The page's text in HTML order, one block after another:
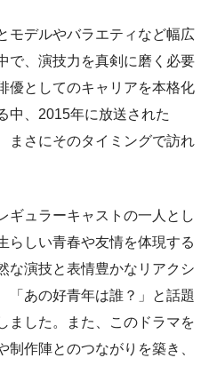
モデルやバラエティなど幅広
で、演技力を真剣に磨く必要
優としてのキャリアを本格化
中、2015年に放送された
まさにそのタイミングで訪れ
ギュラーキャストの一人とし
らしい青春や友情を体現する
な演技と表情豊かなリアクシ
「あの好青年は誰？」と話題
ました。また、このドラマを
作陣とのつながりを築き、